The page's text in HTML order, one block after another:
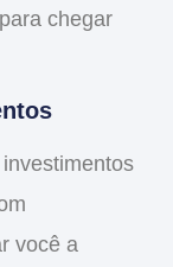
chegar
você a